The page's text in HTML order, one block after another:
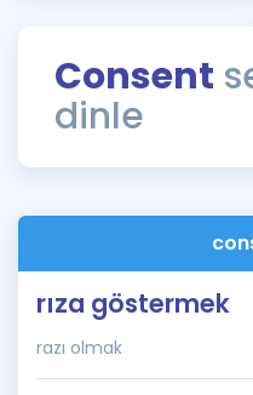
Rehberlik Aracı
ÖSYM Sınav Takvimi
İngilizce Gramer
Consent
dinle
rıza göstermek
razı olmak